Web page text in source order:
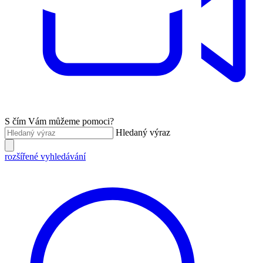
S čím Vám můžeme pomoci?
Hledaný výraz
rozšířené vyhledávání